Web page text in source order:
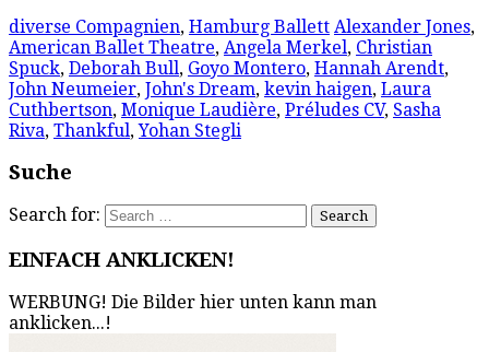
diverse Compagnien, Hamburg Ballett Alexander Jones,
American Ballet Theatre, Angela Merkel, Christian
Spuck, Deborah Bull, Goyo Montero, Hannah Arendt,
John Neumeier, John's Dream, kevin haigen, Laura
Cuthbertson, Monique Laudière, Préludes CV, Sasha
Riva, Thankful,Yohan Stegli
Suche
Search for:
EINFACH ANKLICKEN!
WERBUNG! Die Bilder hier unten kann man
anklicken...!